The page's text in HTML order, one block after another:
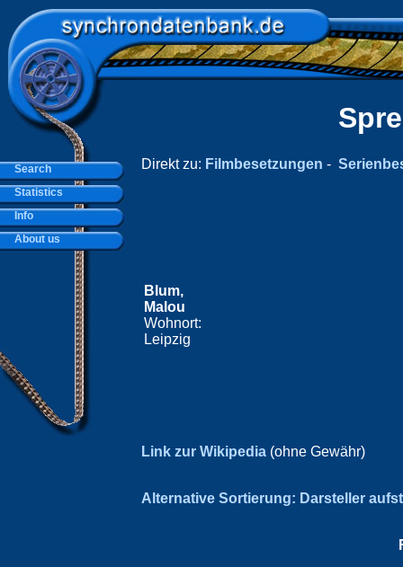
Direkt zu: Filmbesetzungen -
Blum,
Malou
Wohnort:
Leipzig
Link zur Wikipedia (ohne Gewähr)
Alternative Sortierung: Darsteller
Search
Statistics
Info
About us